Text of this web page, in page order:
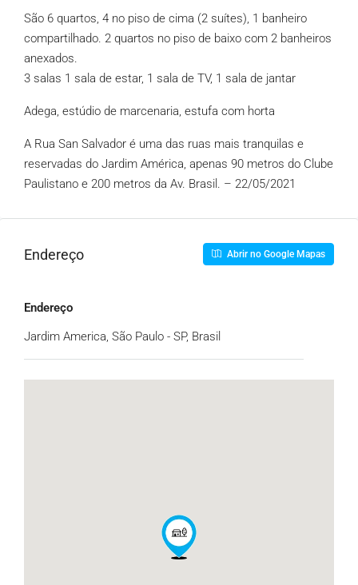
São 6 quartos, 4 no piso de cima (2 suítes), 1 banheiro
compartilhado. 2 quartos no piso de baixo com 2 banheiros
anexados.
3 salas 1 sala de estar, 1 sala de TV, 1 sala de jantar
Adega, estúdio de marcenaria, estufa com horta
A Rua San Salvador é uma das ruas mais tranquilas e
reservadas do Jardim América, apenas 90 metros do Clube
Paulistano e 200 metros da Av. Brasil. – 22/05/2021
Endereço Abrir no Google Mapas
Endereço
Jardim America, São Paulo - SP, Brasil